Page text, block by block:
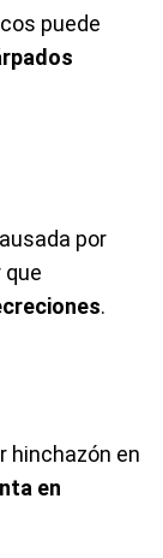
puede
por
que
.
hinchazón en
en